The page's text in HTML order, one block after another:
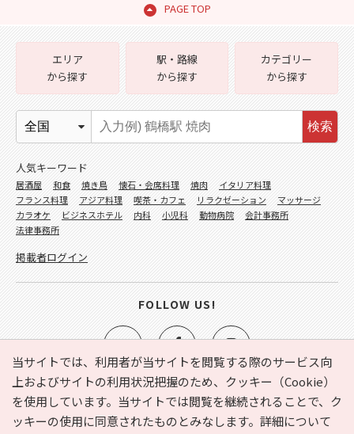
PAGE TOP
当サイトでは、利用者が当サイトを閲覧する際のサービス向
上およびサイトの利用状況把握のため、クッキー（Cookie）
を使用しています。当サイトでは閲覧を継続されることで、ク
ッキーの使用に同意されたものとみなします。詳細について
e-NAVITA（イーナビタ）とは？ お気に入り
ヘルプ
利用規約
個人情報の取り扱いについて 運営会社
エリア
から探す
駅・路線
から探す
カテゴリー
から探す
検索
人気キーワード
居酒屋 和食 焼き鳥 懐石・会席料理 焼肉
イタリア料理
フランス料理
アジア料理 喫茶・カフェ リラクゼーション
マッサージ
カラオケ
ビジネスホテル 内科 小児科 動物病院
会計事務所
法律事務所
掲載者ログイン
FOLLOW US!